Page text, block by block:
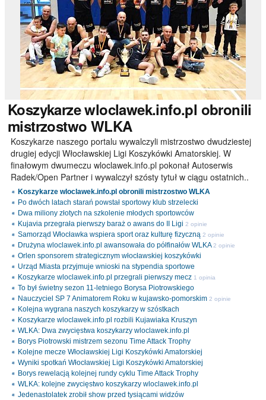
Koszykarzewloclawek.info.pl obronili
mistrzostwo WLKA
Koszykarze naszego portalu wywalczyli mistrzostwo dwudziestej
drugiej edycji Włocławskiej Ligi Koszykówki Amatorskiej. W
finałowym dwumeczu wloclawek.info.pl pokonał Autoserwis
Radek/Open Partner i wywalczył szósty tytuł w ciągu ostatnich..
Koszykarze wloclawek.info.pl obronili mistrzostwo WLKA
Po dwóch latach starań powstał sportowy klub strzelecki
Dwa miliony złotych na szkolenie młodych sportowców
Kujavia przegrała pierwszy baraż o awans do II Ligi 2 opinie
Samorząd Włocławka wspiera sport oraz kulturę fizyczną 2 opinie
Drużyna wloclawek.info.pl awansowała do półfinałów WLKA 2 opinie
Orlen sponsorem strategicznym włocławskiej koszykówki
Urząd Miasta przyjmuje wnioski na stypendia sportowe
Koszykarze wloclawek.info.pl przegrali pierwszy mecz 1 opinia
To był świetny sezon 11-letniego Borysa Piotrowskiego
Nauczyciel SP 7 Animatorem Roku w kujawsko-pomorskim 2 opinie
Kolejna wygrana naszych koszykarzy w szóstkach
Koszykarze wloclawek.info.pl rozbili Kujawiaka Kruszyn
WLKA: Dwa zwycięstwa koszykarzy wloclawek.info.pl
Borys Piotrowski mistrzem sezonu Time Attack Trophy
Kolejne mecze Włocławskiej Ligi Koszykówki Amatorskiej
Wyniki spotkań Włocławskiej Ligi Koszykówki Amatorskiej
Borys rewelacją kolejnej rundy cyklu Time Attack Trophy
WLKA: kolejne zwycięstwo koszykarzy wloclawek.info.pl
Jedenastolatek zrobił show przed tysiącami widzów